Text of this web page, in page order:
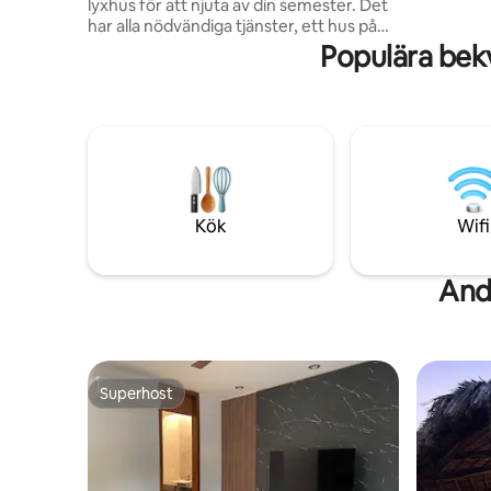
lyxhus för att njuta av din semester. Det
har alla nödvändiga tjänster, ett hus på
en våning, speciellt för äldre vuxna. 1:a
sovrummet med king size-säng, badrum,
TV, fullt utrustat kök med kylskåp,
komplett badrum. Garage med elektrisk
grind för 2 bilar
Populära
Kök Wifi
Superhost
Superhost